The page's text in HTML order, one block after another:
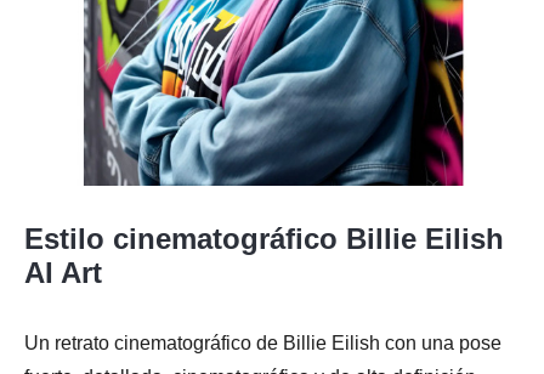
Estilo cinematográfico Billie Eilish
AI Art
Un retrato cinematográfico de Billie Eilish con una pose